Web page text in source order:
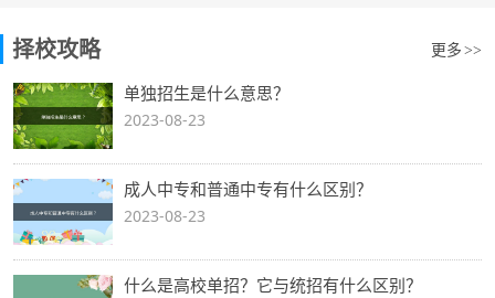
择校攻略 更多 >>
单独招生是什么意思？
2023-08-23
成人中专和普通中专有什么区别？
2023-08-23
什么是高校单招？它与统招有什么区别？